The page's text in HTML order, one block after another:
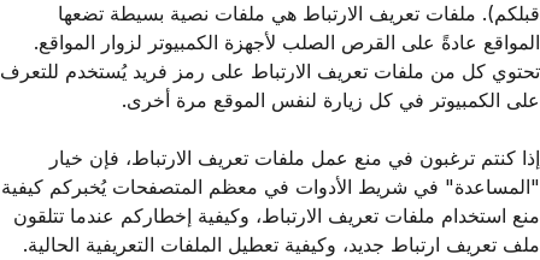
قبلكم). ملفات تعريف الارتباط هي ملفات نصية بسيطة تضعها
المواقع عادةً على القرص الصلب لأجهزة الكمبيوتر لزوار المواقع.
تحتوي كل من ملفات تعريف الارتباط على رمز فريد يُستخدم للتعرف
على الكمبيوتر في كل زيارة لنفس الموقع مرة أخرى.
إذا كنتم ترغبون في منع عمل ملفات تعريف الارتباط، فإن خيار
"المساعدة" في شريط الأدوات في معظم المتصفحات يُخبركم كيفية
منع استخدام ملفات تعريف الارتباط، وكيفية إخطاركم عندما تتلقون
ملف تعريف ارتباط جديد، وكيفية تعطيل الملفات التعريفية الحالية.